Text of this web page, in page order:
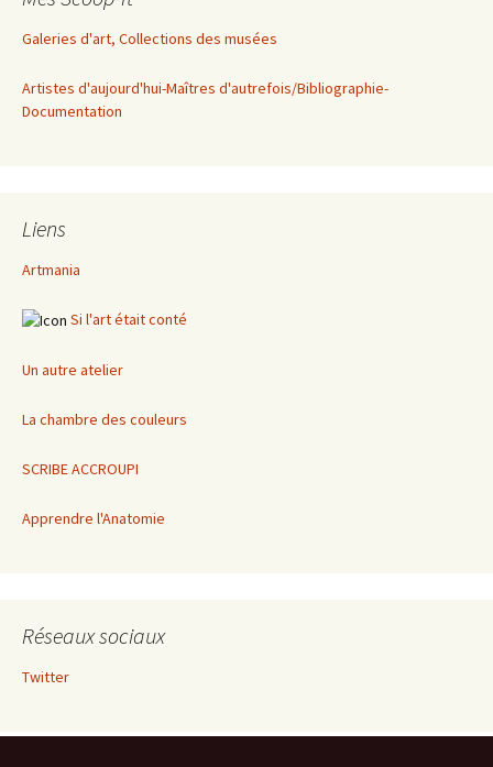
Galeries d'art, Collections des musées
Artistes d'aujourd'hui-Maîtres d'autrefois/Bibliographie-
Documentation
Liens
Artmania
Si l'art était conté
Un autre atelier
La chambre des couleurs
SCRIBE ACCROUPI
Apprendre l'Anatomie
Réseaux sociaux
Twitter